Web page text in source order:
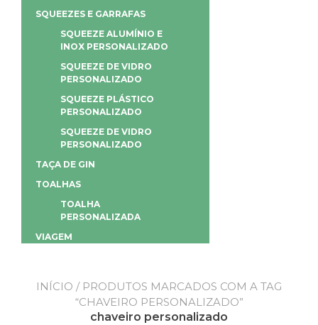
INÍCIO / PRODUTOS MARCADOS COM A TAG
“CHAVEIRO PERSONALIZADO”
chaveiro personalizado
SQUEEZES E GARRAFAS
SQUEEZE ALUMÍNIO E
INOX PERSONALIZADO
SQUEEZE DE VIDRO
PERSONALIZADO
SQUEEZE PLÁSTICO
PERSONALIZADO
SQUEEZE DE VIDRO
PERSONALIZADO
TAÇA DE GIN
TOALHAS
TOALHA
PERSONALIZADA
VIAGEM